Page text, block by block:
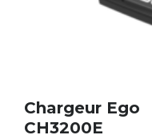
Chargeur Ego
CH3200E